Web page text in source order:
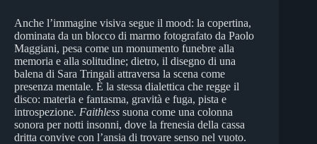
Anche l’immagine visiva segue il mood: la copertina,
dominata da un blocco di marmo fotografato da Paolo
Maggiani, pesa come un monumento funebre alla
memoria e alla solitudine; dietro, il disegno di una
balena di Sara Tringali attraversa la scena come
presenza mentale. È la stessa dialettica che regge il
disco: materia e fantasma, gravità e fuga, pista e
introspezione. Faithless suona come una colonna
sonora per notti insonni, dove la frenesia della cassa
dritta convive con l’ansia di trovare senso nel vuoto.